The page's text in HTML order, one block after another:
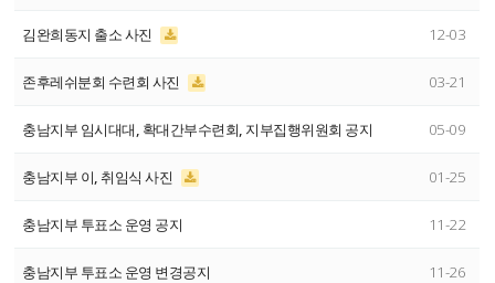
김완희동지 출소 사진 12-03
존후레쉬분회 수련회 사진 03-21
충남지부 임시대대, 확대간부수련회, 지부집행위원회 공지 05-09
충남지부 이, 취임식 사진 01-25
충남지부 투표소 운영 공지 11-22
충남지부 투표소 운영 변경공지 11-26